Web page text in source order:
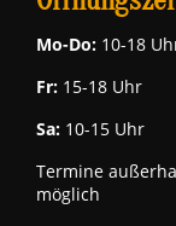
Mo-Do: 10-18
Fr: 15-18 Uhr
Sa: 10-15 Uhr
Termine
möglich